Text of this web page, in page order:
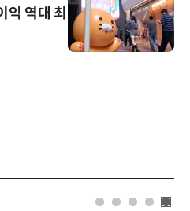
익 역대 최